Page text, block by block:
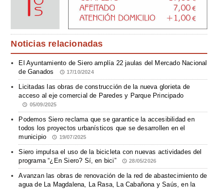
Noticias relacionadas
El Ayuntamiento de Siero amplía 22 jaulas del Mercado Nacional
de Ganados
17/10/2024
Licitadas las obras de construcción de la nueva glorieta de
acceso al eje comercial de Paredes y Parque Principado
05/09/2025
Podemos Siero reclama que se garantice la accesibilidad en
todos los proyectos urbanísticos que se desarrollen en el
municipio
19/07/2025
Siero impulsa el uso de la bicicleta con nuevas actividades del
programa “¿En Siero? Sí, en bici”
28/05/2026
Avanzan las obras de renovación de la red de abastecimiento de
agua de La Magdalena, La Rasa, La Cabañona y Saús, en la